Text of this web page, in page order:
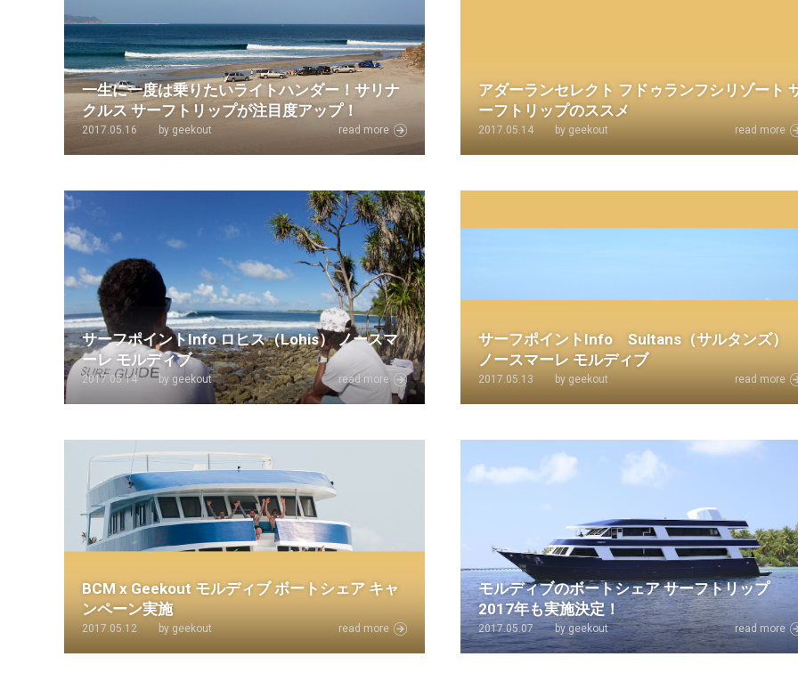
一生に一度は乗りたいライトハンダー！サリナ
クルス サーフトリップが注目度アップ！
2017.05.16 by geekout read more
アダーランセレクト フドゥランフシリゾート
ーフトリップのススメ
2017.05.14 by geekout read more
サーフポイントInfo ロヒス（Lohis） ノースマ
ーレ モルディブ
2017.05.14 by geekout read more
サーフポイントInfo Sultans（サルタンズ）
ノースマーレ モルディブ
2017.05.13 by geekout read more
BCM x Geekout モルディブ ボートシェア キャ
ンペーン実施
2017.05.12 by geekout read more
モルディブのボートシェア サーフトリップ
2017年も実施決定！
2017.05.07 by geekout read more